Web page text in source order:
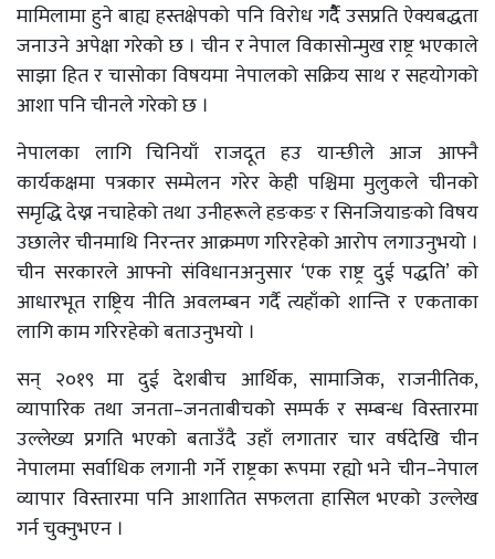
मामिलामा हुने बाह्य हस्तक्षेपको पनि विरोध गर्दैै उसप्रति ऐक्यबद्धता
जनाउने अपेक्षा गरेको छ । चीन र नेपाल विकासोन्मुख राष्ट्र भएकाले
साझा हित र चासोका विषयमा नेपालको सक्रिय साथ र सहयोगको
आशा पनि चीनले गरेको छ ।
नेपालका लागि चिनियाँ राजदूत हउ यान्छीले आज आफ्नै
कार्यकक्षमा पत्रकार सम्मेलन गरेर केही पश्चिमा मुलुकले चीनको
समृद्धि देख्न नचाहेको तथा उनीहरूले हङकङ र सिनजियाङको विषय
उछालेर चीनमाथि निरन्तर आक्रमण गरिरहेको आरोप लगाउनुभयो ।
चीन सरकारले आफ्नो संविधानअनुसार ‘एक राष्ट्र दुई पद्धति’ को
आधारभूत राष्ट्रिय नीति अवलम्बन गर्दै त्यहाँको शान्ति र एकताका
लागि काम गरिरहेको बताउनुभयो ।
सन् २०१९ मा दुई देशबीच आर्थिक, सामाजिक, राजनीतिक,
व्यापारिक तथा जनता–जनताबीचको सम्पर्क र सम्बन्ध विस्तारमा
उल्लेख्य प्रगति भएको बताउँदै उहाँ लगातार चार वर्षदेखि चीन
नेपालमा सर्वाधिक लगानी गर्ने राष्ट्रका रूपमा रह्यो भने चीन–नेपाल
व्यापार विस्तारमा पनि आशातित सफलता हासिल भएको उल्लेख
गर्न चुक्नुभएन ।